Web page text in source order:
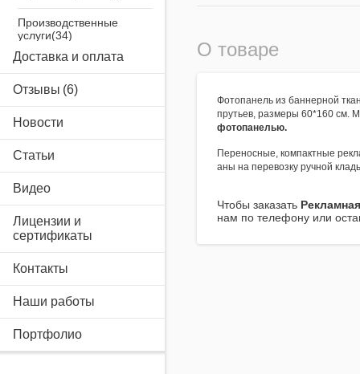
Производственные
услуги
Airsystem
Доставка и оплата
Отзывы
Новости
Статьи
Видео
Лицензии и
сертификаты
Контакты
Наши работы
Портфолио
О товаре
Фотопанель из баннерной
прутьев, размеры 60*160 см.
фотопанелью.
Переносные, компактные
аны на перевозку ручной
Чтобы заказать
нам по телефону или